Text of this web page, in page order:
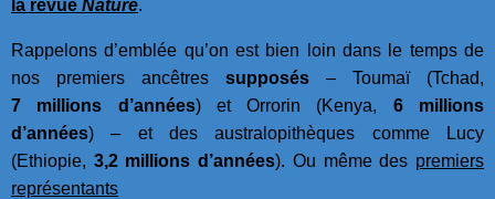
la revue Nature.
Rappelons d’emblée qu’on est bien loin dans le temps de
nos premiers ancêtres supposés – Toumaï (Tchad,
7 millions d’années) et Orrorin (Kenya, 6 millions
d’années) – et des australopithèques comme Lucy
(Ethiopie, 3,2 millions d’années). Ou même des premiers
représentants